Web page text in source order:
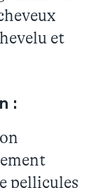
et
:
pellicules